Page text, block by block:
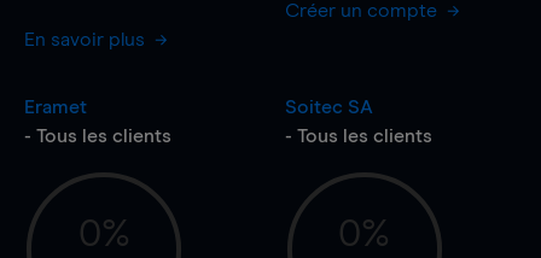
En savoir plus
Créer un compte
Eramet
- Tous les clients
0%
Soitec SA
- Tous les clients
0%